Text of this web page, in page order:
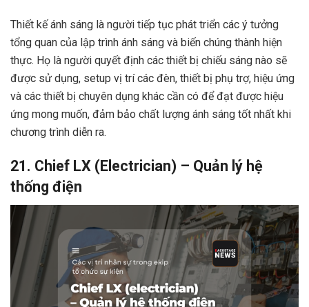
Thiết kế ánh sáng là người tiếp tục phát triển các ý tưởng
tổng quan của lập trình ánh sáng và biến chúng thành hiện
thực. Họ là người quyết định các thiết bị chiếu sáng nào sẽ
được sử dụng, setup vị trí các đèn, thiết bị phụ trợ, hiệu ứng
và các thiết bị chuyên dụng khác cần có để đạt được hiệu
ứng mong muốn, đảm bảo chất lượng ánh sáng tốt nhất khi
chương trình diễn ra.
21. Chief LX (Electrician) – Quản lý hệ
thống điện